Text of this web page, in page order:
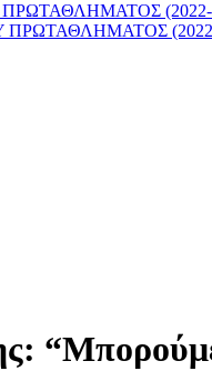
(2022-